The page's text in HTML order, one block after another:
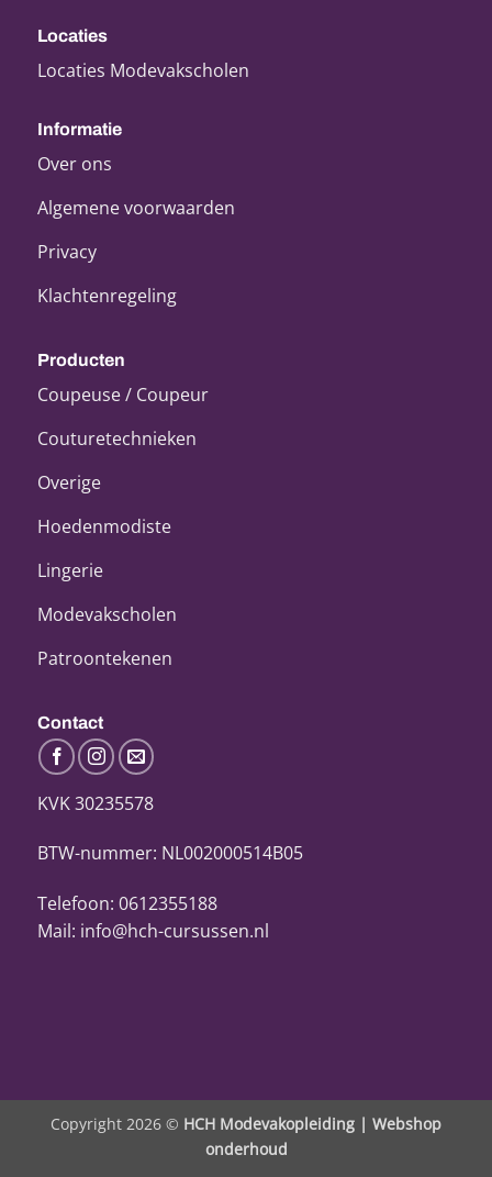
Locaties
Locaties Modevakscholen
Informatie
Over ons
Algemene voorwaarden
Privacy
Klachtenregeling
Producten
Coupeuse / Coupeur
Couturetechnieken
Overige
Hoedenmodiste
Lingerie
Modevakscholen
Patroontekenen
Contact
KVK 30235578
BTW-nummer: NL002000514B05
Telefoon: 0612355188
Mail: info@hch-cursussen.nl
Copyright 2026 © HCH Modevakopleiding | Webshop
onderhoud